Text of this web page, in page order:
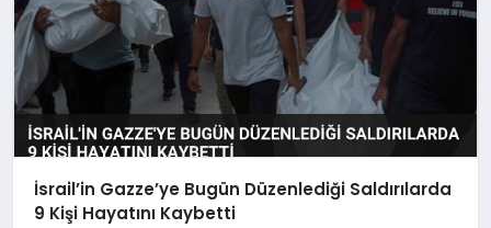
İsrail’in Gazze’ye Bugün Düzenlediği Saldırılarda
9 Kişi Hayatını Kaybetti